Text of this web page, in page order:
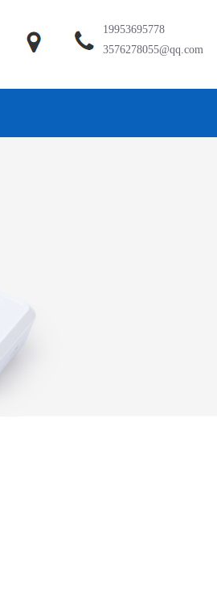
19953695778
3576278055@qq.com